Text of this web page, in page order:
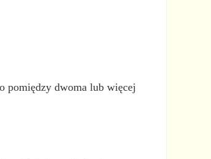
pomiędzy dwoma lub więcej